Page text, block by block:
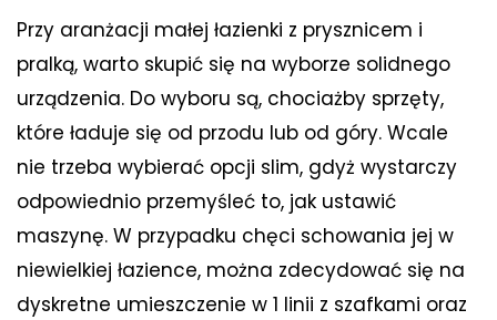
Przy aranżacji małej łazienki z prysznicem i
pralką, warto skupić się na wyborze solidnego
urządzenia. Do wyboru są, chociażby sprzęty,
które ładuje się od przodu lub od góry. Wcale
nie trzeba wybierać opcji slim, gdyż wystarczy
odpowiednio przemyśleć to, jak ustawić
maszynę. W przypadku chęci schowania jej w
niewielkiej łazience, można zdecydować się na
dyskretne umieszczenie w 1 linii z szafkami oraz